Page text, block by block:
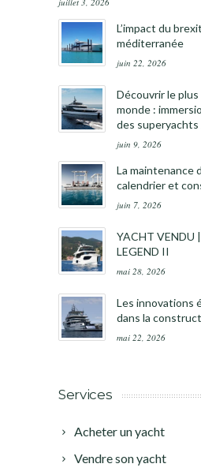
L’impact du
méditerranée
juin 22, 2026
Découvrir le
monde :
des superyachts
juin 9, 2026
La maintenance
calendrier et
juin 7, 2026
YACHT VENDU
LEGEND II
mai 28, 2026
Les innovations
dans la
mai 22, 2026
Services
Acheter un yacht
Vendre son yacht